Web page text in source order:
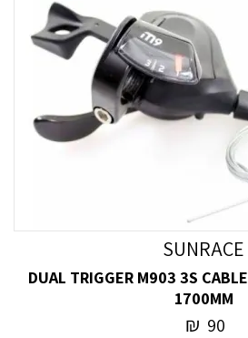
SUNRACE
ידית הילוכים שמאל DUAL TRIGGER M903 3S CABLE
1700MM
90
₪